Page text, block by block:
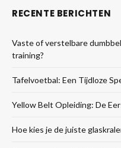
RECENTE BERICHTEN
Vaste of verstelbare
training?
Tafelvoetbal: Een Tijdloze
Yellow Belt Opleiding: De
Hoe kies je de juiste